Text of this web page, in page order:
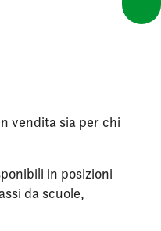
vendita sia per chi
in posizioni
da scuole,